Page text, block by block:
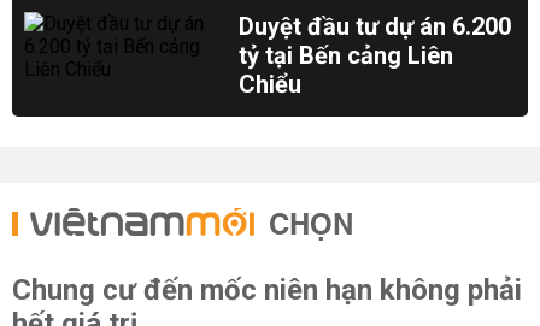
Duyệt đầu tư dự án 6.200
tỷ tại Bến cảng Liên
Chiểu
CHỌN
Chung cư đến mốc niên hạn không phải